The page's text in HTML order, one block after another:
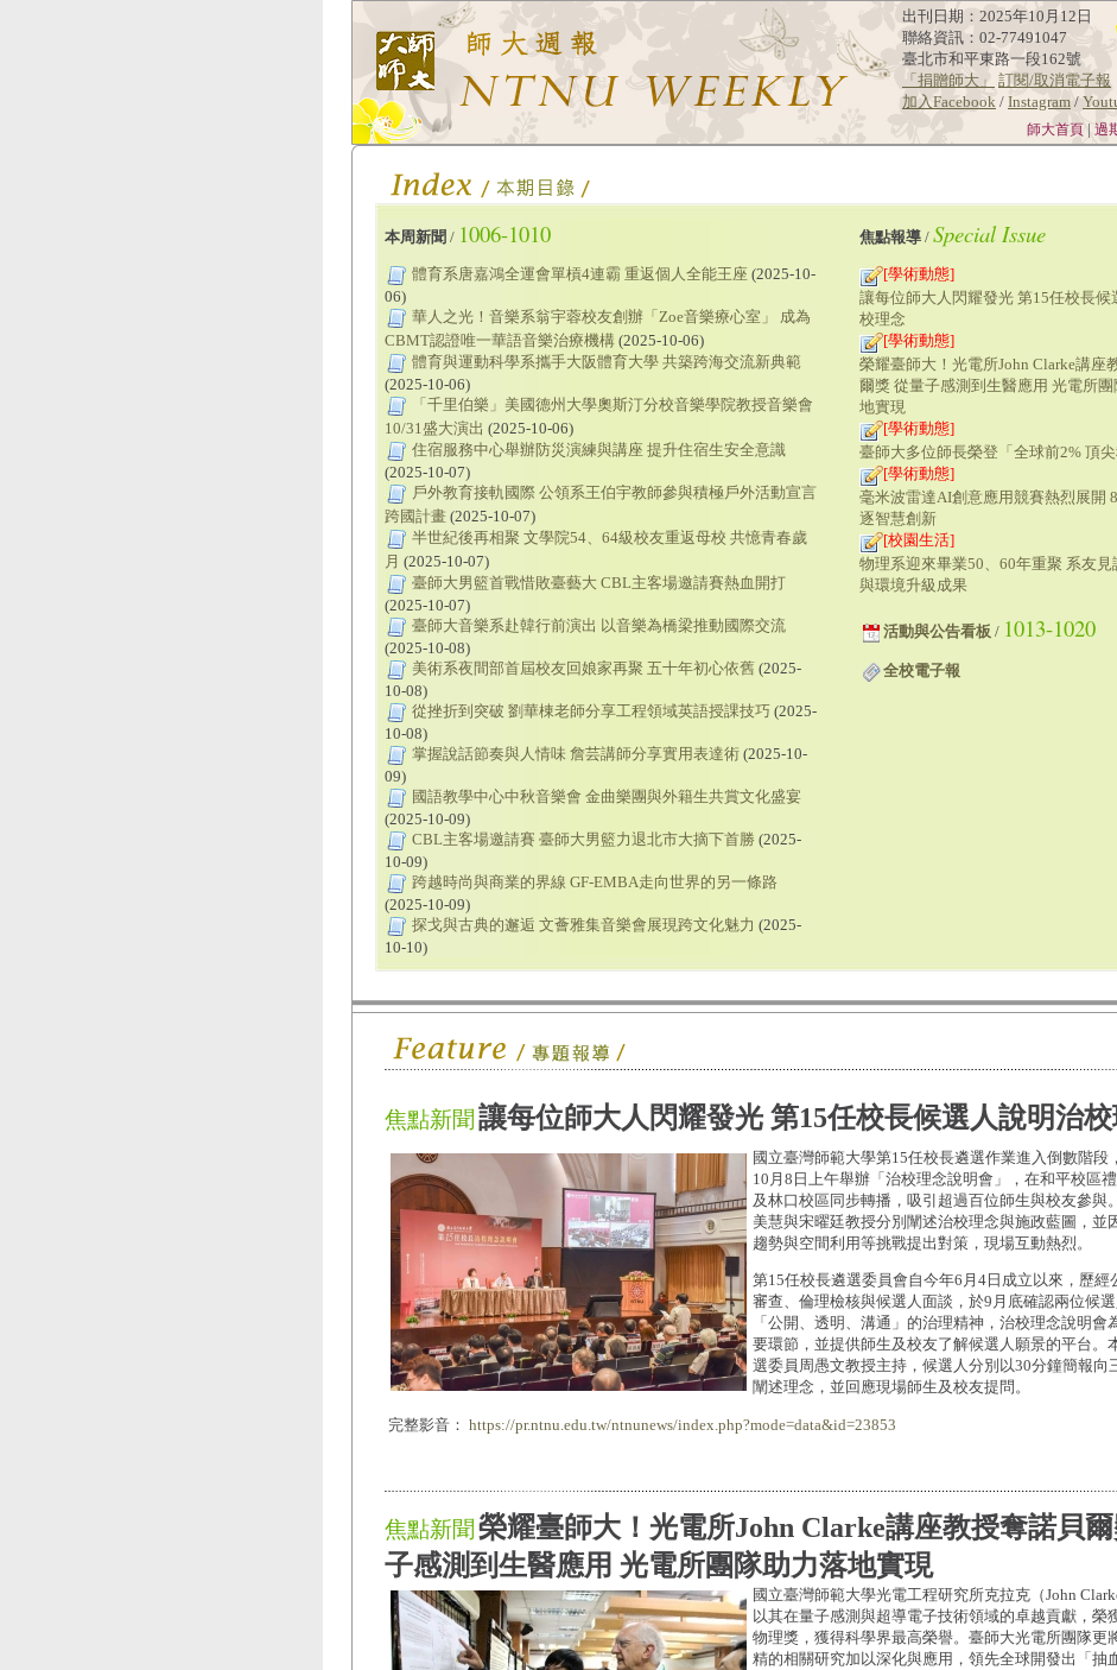
出刊日期：2025年10月12日
聯絡資訊：02-77491047
臺北市和平東路一段162號
「捐贈師大」
訂閱/取消電子報
加入Facebook / Instagram /
師大首頁 | 過
本周新聞 / 1006-1010
體育系唐嘉鴻全運會單槓4連霸 重返個人全能王座 (2025-10-
06)
華人之光！音樂系翁宇蓉校友創辦「Zoe音樂療心室」 成為
CBMT認證唯一華語音樂治療機構 (2025-10-06)
體育與運動科學系攜手大阪體育大學 共築跨海交流新典範
(2025-10-06)
「千里伯樂」美國德州大學奧斯汀分校音樂學院教授音樂會
10/31盛大演出 (2025-10-06)
住宿服務中心舉辦防災演練與講座 提升住宿生安全意識
(2025-10-07)
戶外教育接軌國際 公領系王伯宇教師參與積極戶外活動宣言
跨國計畫 (2025-10-07)
半世紀後再相聚 文學院54、64級校友重返母校 共憶青春歲
月 (2025-10-07)
臺師大男籃首戰惜敗臺藝大 CBL主客場邀請賽熱血開打
(2025-10-07)
臺師大音樂系赴韓行前演出 以音樂為橋梁推動國際交流
(2025-10-08)
美術系夜間部首屆校友回娘家再聚 五十年初心依舊 (2025-
10-08)
從挫折到突破 劉華棟老師分享工程領域英語授課技巧 (2025-
10-08)
掌握說話節奏與人情味 詹芸講師分享實用表達術 (2025-10-
09)
國語教學中心中秋音樂會 金曲樂團與外籍生共賞文化盛宴
(2025-10-09)
CBL主客場邀請賽 臺師大男籃力退北市大摘下首勝 (2025-
10-09)
跨越時尚與商業的界線 GF-EMBA走向世界的另一條路
(2025-10-09)
探戈與古典的邂逅 文薈雅集音樂會展現跨文化魅力 (2025-
10-10)
焦點報導 / Special Issue
[學術動態]
讓每位師大人閃耀發光 第15任校長候
校理念
[學術動態]
榮耀臺師大！光電所John Clarke講座
爾獎 從量子感測到生醫應用 光電所團
地實現
[學術動態]
臺師大多位師長榮登「全球前2% 頂尖
[學術動態]
毫米波雷達AI創意應用競賽熱烈展開
逐智慧創新
[校園生活]
物理系迎來畢業50、60年重聚 系友見
與環境升級成果
活動與公告看板 / 1013-1020
全校電子報
焦點新聞讓每位師大人閃耀發光 第15任校長候選人說明治
國立臺灣師範大學第15任校長遴選作業進入倒數階段
10月8日上午舉辦「治校理念說明會」，在和平校區
及林口校區同步轉播，吸引超過百位師生與校友參與
美慧與宋曜廷教授分別闡述治校理念與施政藍圖，並
趨勢與空間利用等挑戰提出對策，現場互動熱烈。
第15任校長遴選委員會自今年6月4日成立以來，歷經
審查、倫理檢核與候選人面談，於9月底確認兩位候
「公開、透明、溝通」的治理精神，治校理念說明會
要環節，並提供師生及校友了解候選人願景的平台。
選委員周愚文教授主持，候選人分別以30分鐘簡報向
闡述理念，並回應現場師生及校友提問。
完整影音： https://pr.ntnu.edu.tw/ntnunews/index.php?mode=data&id=23853
焦點新聞榮耀臺師大！光電所John Clarke講座教授奪諾貝
子感測到生醫應用 光電所團隊助力落地實現
國立臺灣師範大學光電工程研究所克拉克（John
以其在量子感測與超導電子技術領域的卓越貢獻，榮
物理獎，獲得科學界最高榮譽。臺師大光電所團隊更
精的相關研究加以深化與應用，領先全球開發出「抽